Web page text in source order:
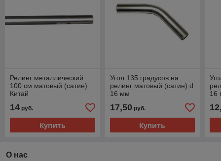
Релинг металлический
100 см матовый (сатин)
Китай
14 руб.
Купить
Угол 135 градусов на
релинг матовый (сатин) d
16 мм
17,50руб.
Купить
16
О нас